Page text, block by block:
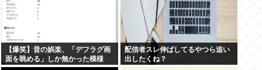
【爆笑】昔の娯楽、「デフラグ画
面を眺める」しか無かった模様
配信者スレ伸ばしてるやつら追い
出したくね？